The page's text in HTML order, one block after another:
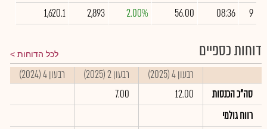
9
08:36
56.00
2.00%
2,893
1,620.1
דוחות כספיים לכל הדוחות
רבעון 4 (2025) רבעון 2 (2025) רבעון 4 (2024)
סה"כ הכנסות
12.00
7.00
רווח גולמי